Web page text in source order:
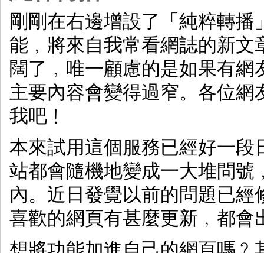
剛剛在右邊增設了「純粹轉
能﹐將來自我常看網誌的新
闊了﹐唯一顧慮的是如果有
主要內容會變得過窄。各位
我吧﹗
本來試用這個服務已經好一
站都會隨機地變成一大堆問
內。近日發覺以前的問題已
喜歡的網頁有甚麼更新﹐都會